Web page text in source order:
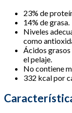
23% de
14% de grasa.
Niveles
como
Ácidos
el pelaje.
No contiene
332 kcal por